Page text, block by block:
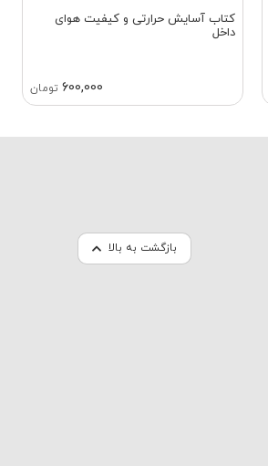
کتاب آسایش حرارتی و کیفیت هوای
داخل
600,000 تومان
بازگشت به بالا